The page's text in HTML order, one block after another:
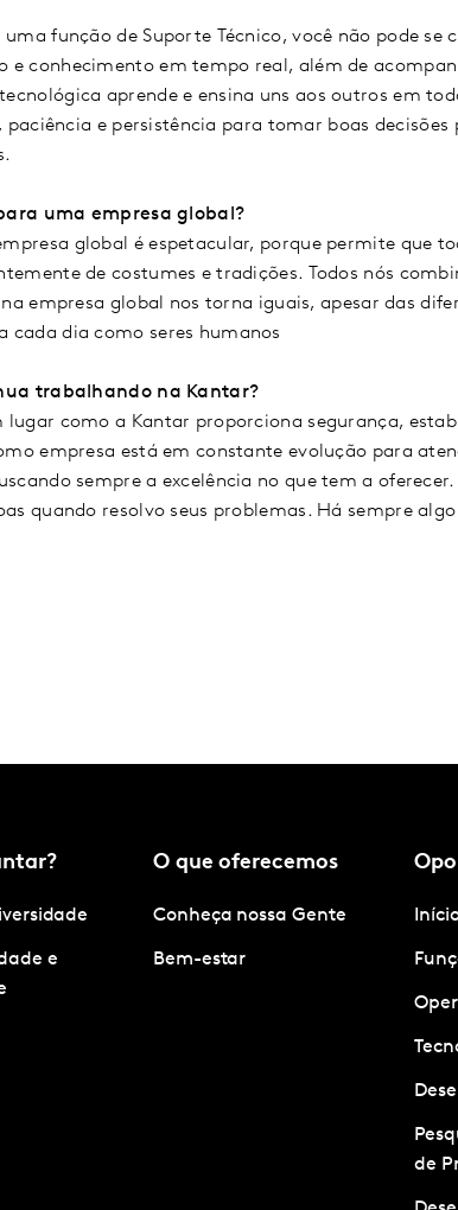
uma função de Suporte Técnico, você não pode
e conhecimento em tempo real, além de
aprende e ensina uns aos outros em
e persistência para tomar boas decisões
uma empresa global?
global é espetacular, porque permite que
de costumes e tradições. Todos nós
empresa global nos torna iguais, apesar das
cada dia como seres humanos
trabalhando na Kantar?
lugar como a Kantar proporciona segurança,
empresa está em constante evolução para
sempre a excelência no que tem a
quando resolvo seus problemas. Há sempre
e
O que oferecemos
Conheça nossa Gente
Bem-estar
de